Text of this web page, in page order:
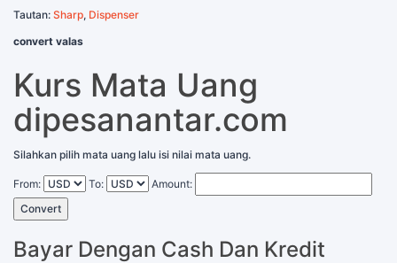
Tautan: Sharp, Dispenser
convert valas
Kurs Mata Uang
dipesanantar.com
Silahkan pilih mata uang lalu isi nilai mata uang.
From: To:
Amount:
Convert
Bayar Dengan Cash Dan Kredit